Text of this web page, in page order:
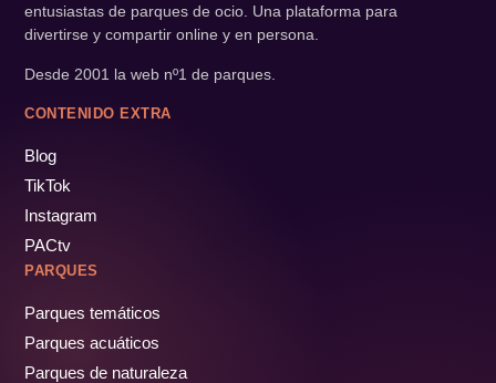
entusiastas de parques de ocio. Una plataforma para
divertirse y compartir online y en persona.
Desde 2001 la web nº1 de parques.
CONTENIDO EXTRA
Blog
TikTok
Instagram
PACtv
PARQUES
Parques temáticos
Parques acuáticos
Parques de naturaleza